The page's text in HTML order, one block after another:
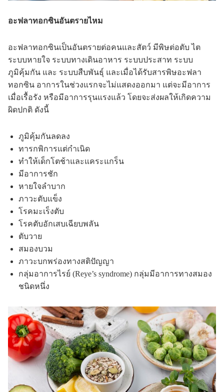
อะฟลาทอกซินอันตรายไหม
อะฟลาทอกซินเป็นอันตรายต่อคนและสัตว์ มีพิษต่อตับ ไต
ระบบหายใจ ระบบทางเดินอาหาร ระบบประสาท ระบบ
ภูมิคุ้มกัน และ ระบบสืบพันธุ์ และเมื่อได้รับสารพิษอะฟลา
ทอกซิน อาการในช่วงแรกจะไม่แสดงออกมา แต่จะมีอาการ
เมื่อเรื้อรัง หรือมีอาการรุนแรงแล้ว โดยจะส่งผลให้เกิดความ
ผิดปกติ ดังนี้
ภูมิคุ้มกันลดลง
ทารกพิการแต่กำเนิด
ทำให้เด็กโตช้าและแคระแกร็น
มีอาการชัก
หายใจลำบาก
ภาวะตับแข็ง
โรคมะเร็งตับ
โรคตับอักเสบเฉียบพลัน
ตับวาย
สมองบวม
ภาวะบกพร่องทางสติปัญญา
กลุ่มอาการไรย์ (Reye’s syndrome) กลุ่มมีอาการทางสมอง
ชนิดหนึ่ง